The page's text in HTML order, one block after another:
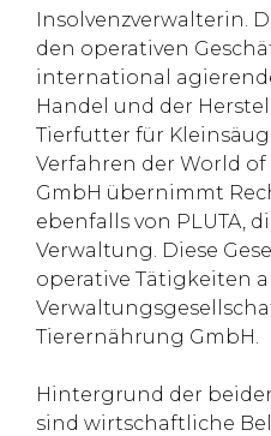
Insolvenzverwalterin.
den operativen
international
Handel und der
Tierfutter für
Verfahren der World
GmbH übernimmt
ebenfalls von PLUTA,
Verwaltung. Diese
operative Tätigkeiten
Tierernährung GmbH.
Hintergrund der
sind wirtschaftliche